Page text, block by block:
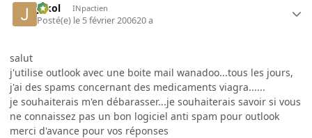
jakol INpactien
Posté(e) le 5 février 200620 a
salut
j'utilise outlook avec une boite mail wanadoo...tous les jours,
j'ai des spams concernant des medicaments viagra......
je souhaiterais m'en débarasser...je souhaiterais savoir si vous
ne connaissez pas un bon logiciel anti spam pour outlook
merci d'avance pour vos réponses